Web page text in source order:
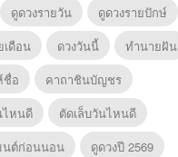
ดูดวงรายวัน
ดูดวงรายปักษ์
เดือน
ดวงวันนี้
ทํานายฝัน
ชื่อ
คาถาชินบัญชร
หนดี
ตัดเล็บวันไหนดี
นต์ก่อนนอน
ดูดวงปี 2569